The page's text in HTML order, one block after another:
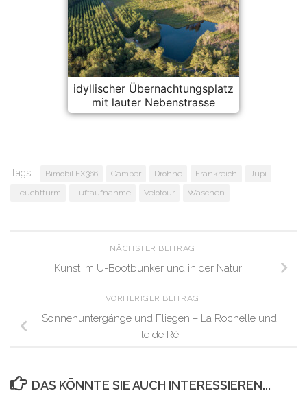
idyllischer Übernachtungsplatz
mit lauter Nebenstrasse
Tags: Bimobil EX366 Camper Drohne Frankreich
Jupi
Leuchtturm
Luftaufnahme Velotour Waschen
NÄCHSTER BEITRAG
Kunst im U-Bootbunker und in der Natur
VORHERIGER BEITRAG
Sonnenuntergänge und Fliegen – La Rochelle und
Ile de Ré
DAS KÖNNTE SIE AUCH INTERESSIEREN...